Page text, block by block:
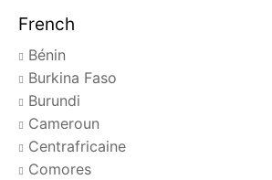
French
Bénin
Burkina Faso
Burundi
Cameroun
Centrafricaine
Comores